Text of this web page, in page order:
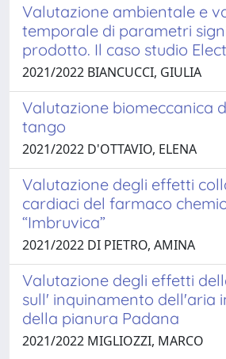
Valutazione ambientale e
temporale di parametri
prodotto. Il caso studio
2021/2022 BIANCUCCI, GIULIA
Valutazione biomeccanica
tango
2021/2022 D'OTTAVIO, ELENA
Valutazione degli effetti
cardiaci del farmaco
“Imbruvica”
2021/2022 DI PIETRO, AMINA
Valutazione degli effetti
sull' inquinamento dell'aria
della pianura Padana
2021/2022 MIGLIOZZI, MARCO